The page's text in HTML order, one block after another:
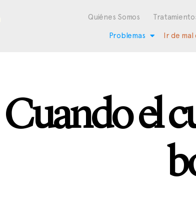
Quiénes Somos
Problemas Ir de
Cuando el